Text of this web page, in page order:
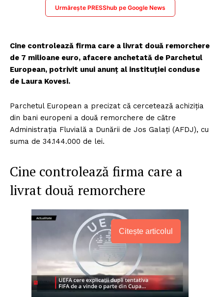
Urmărește PRESShub pe Google News
Cine controlează firma care a livrat două remorchere
de 7 milioane euro, afacere anchetată de Parchetul
European, potrivit unui anunț al instituției conduse
de Laura Kovesi.
Parchetul European a precizat că cercetează achiziția
din bani europeni a două remorchere de către
Administrația Fluvială a Dunării de Jos Galați (AFDJ), cu
suma de 34.144.000 de lei.
Cine controlează firma care a
livrat două remorchere
Citește articolul